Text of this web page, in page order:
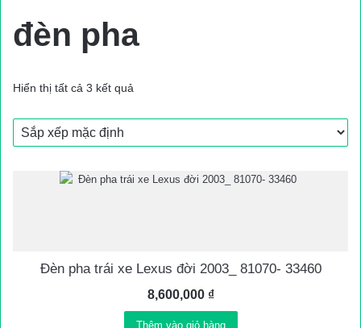
đèn pha
Hiển thị tất cả 3 kết quả
Đèn pha trái xe Lexus đời 2003_ 81070- 33460
8,600,000 ₫
Thêm vào giỏ hàng